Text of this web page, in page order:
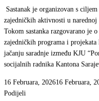
Asocijacije
socijalnih
radnika
KantonaSarajevo
Sastanak je organizovan s
zajedničkih aktivnosti u narednoj
Tokom sastanka razgovarano je
zajedničkih programa i
jačanju saradnje između KJU
socijalnih radnika Kantona
16 Februara, 202616 Februara,
Podijeli